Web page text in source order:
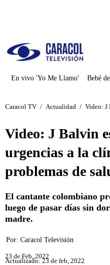
En vivo 'Yo Me Llamo' Bebé
Caracol TV / Actualidad / Video: J
Video: J Balvin
urgencias a la
problemas de
El cantante colombiano
luego de pasar días sin
madre.
Por: Caracol Televisión
23 de Feb, 2022
Actualizado: 23 de feb, 2022